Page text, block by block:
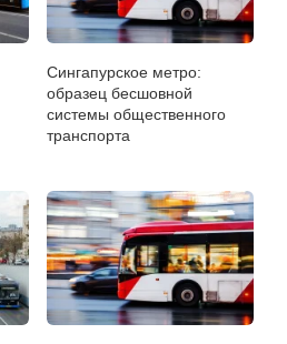
Сингапурское метро:
образец бесшовной
системы общественного
транспорта